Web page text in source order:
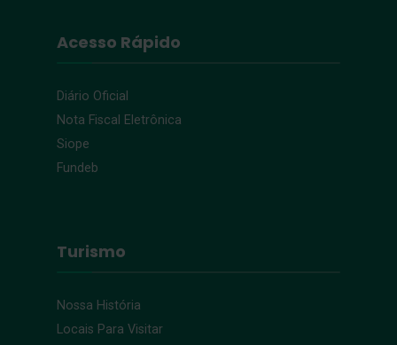
Acesso Rápido
Diário Oficial
Nota Fiscal Eletrônica
Siope
Fundeb
Turismo
Nossa História
Locais Para Visitar